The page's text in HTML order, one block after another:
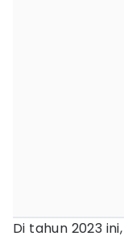
Di tahun 2023